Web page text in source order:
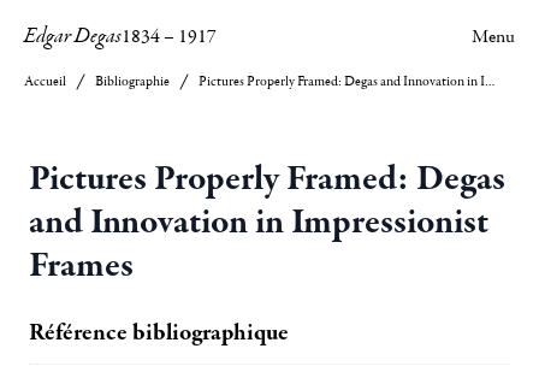
Edgar Degas1834– 1917 Menu
Accueil Bibliographie Pictures Properly Framed: Degas and Innovation in Impressionist Frames
Pictures Properly Framed: Degas
and Innovation in Impressionist
Frames
Référence bibliographique